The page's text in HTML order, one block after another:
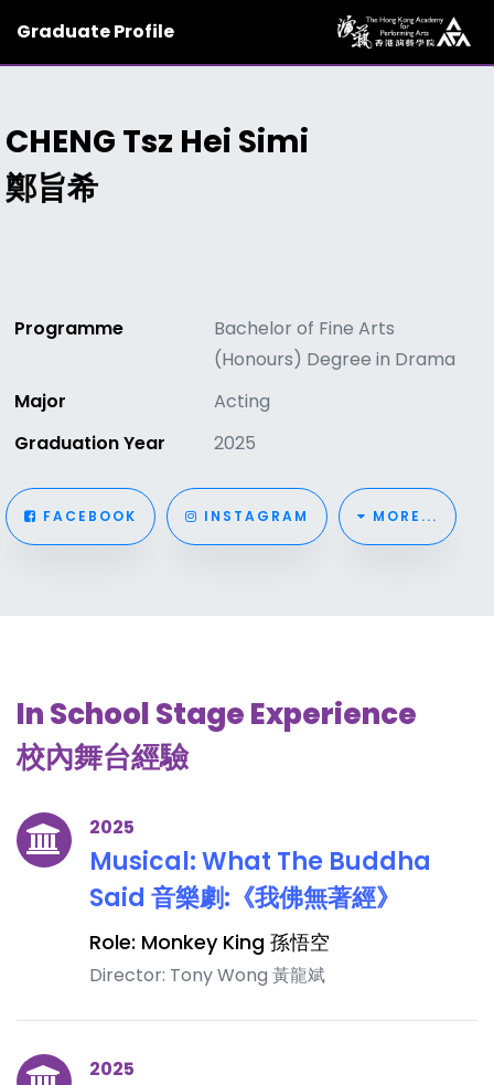
Graduate Profile
CHENG Tsz Hei Simi
鄭旨希
Programme
Bachelor of Fine Arts
(Honours) Degree in Drama
Major
Acting
Graduation Year
2025
FACEBOOK INSTAGRAM MORE...
In School Stage Experience
校內舞台經驗
2025
Musical: What The Buddha
Said 音樂劇:《我佛無著經》
Role: Monkey King 孫悟空
Director: Tony Wong 黃龍斌
2025